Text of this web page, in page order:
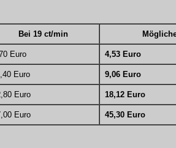
Bei 19 ct/min
Euro 4,53 Euro
Euro 9,06 Euro
Euro 18,12 Euro
Euro 45,30 Euro